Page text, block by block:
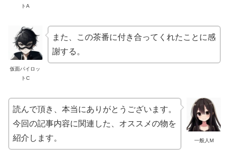
トA
仮面パイロッ
トC
また、この茶番に付き合ってくれたことに感
謝する。
一般人M
読んで頂き、本当にありがとうございます。
今回の記事内容に関連した、オススメの物を
紹介します。